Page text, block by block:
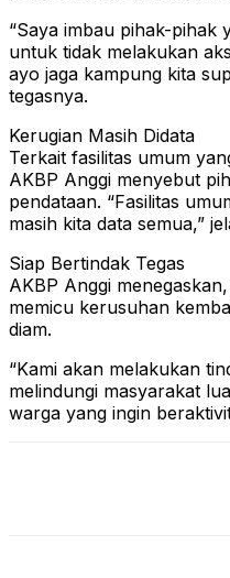
“Saya imbau pihak-pihak
untuk tidak melakukan
ayo jaga kampung kita
tegasnya.
Kerugian Masih Didata
Terkait fasilitas umum
AKBP Anggi menyebut
pendataan. “Fasilitas
masih kita data semua,”
Siap Bertindak Tegas
AKBP Anggi
memicu kerusuhan
diam.
“Kami akan melakukan
melindungi masyarakat
warga yang ingin